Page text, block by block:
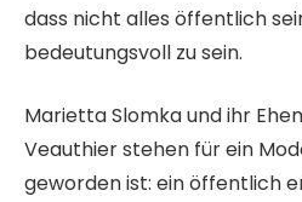
dass nicht alles öffentlich
bedeutungsvoll zu sein.
Marietta Slomka und ihr
Veauthier stehen für ein
geworden ist: ein öffentlich